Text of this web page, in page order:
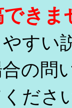
きま
すい
の問
ださ